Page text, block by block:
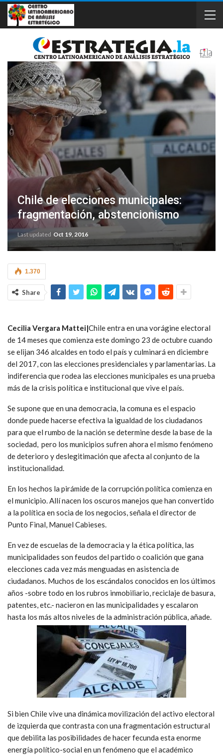
Chile de elecciones municipales:
fragmentación, abstencionismo
Last updated Oct 19, 2016
1.370
Share
Cecilia Vergara Mattei|Chile entra en una vorágine electoral
de 14 meses que comienza este domingo 23 de octubre cuando
se elijan 346 alcaldes en todo el país y culminará en diciembre
del 2017, con las elecciones presidenciales y parlamentarias. La
indiferencia que rodea las elecciones municipales es una prueba
más de la crisis política e institucional que vive el país.
Se supone que en una democracia, la comuna es el espacio
donde puede hacerse efectiva la igualdad de los ciudadanos
para que el rumbo de la nación se determine desde la base de la
sociedad, pero los municipios sufren ahora el mismo fenómeno
de deterioro y deslegitimación que afecta al conjunto de la
institucionalidad.
En los hechos la pirámide de la corrupción política comienza en
el municipio. Allí nacen los oscuros manejos que han convertido
a la política en socia de los negocios, señala el director de
Punto Final, Manuel Cabieses.
En vez de escuelas de la democracia y la ética política, las
municipalidades son feudos del partido o coalición que gana
elecciones cada vez más menguadas en asistencia de
ciudadanos. Muchos de los escándalos conocidos en los últimos
años -sobre todo en los rubros inmobiliario, reciclaje de basura,
patentes, etc.- nacieron en las municipalidades y escalaron
hasta los más altos niveles de la administración pública, añade.
Si bien Chile vive una dinámica movilización del activo electoral
de izquierda que contrasta con una fragmentación estructural
que debilita las posibilidades de hacer fecunda esta enorme
energía político-social en un fenómeno que el académico